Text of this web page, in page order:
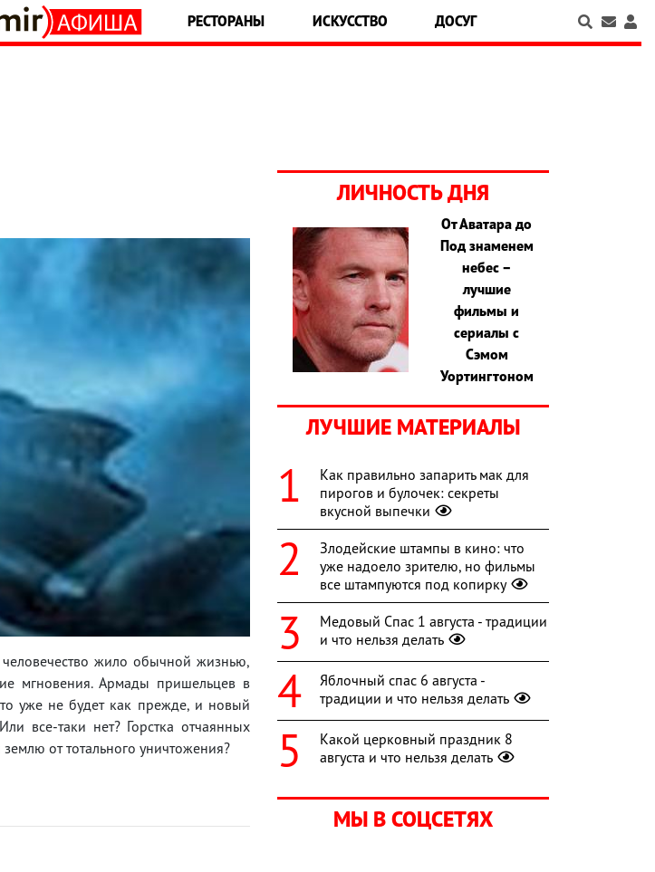
РЕСТОРАНЫ ИСКУССТВО ДОСУГ
жило обычной жизнью,
мгновения. Армады пришельцев в
уже не будет как прежде, и новый
все-таки нет? Горстка отчаянных
от тотального уничтожения?
ЛИЧНОСТЬ ДНЯ
От Аватара до
Под знаменем
небес –
лучшие
фильмы и
сериалы с
Сэмом
Уортингтоном
ЛУЧШИЕ МАТЕРИАЛЫ
Как правильно запарить мак для
пирогов и булочек: секреты
вкусной выпечки
Злодейские штампы в кино: что
уже надоело зрителю, но фильмы
все штампуются под копирку
Медовый Спас 1 августа - традиции
и что нельзя делать
Яблочный спас 6 августа -
традиции и что нельзя делать
Какой церковный праздник 8
августа и что нельзя делать
МЫ В СОЦСЕТЯХ